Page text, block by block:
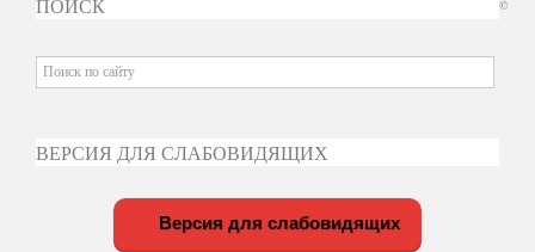
ПОИСК
ВЕРСИЯ ДЛЯ СЛАБОВИДЯЩИХ
Версия для слабовидящих
©